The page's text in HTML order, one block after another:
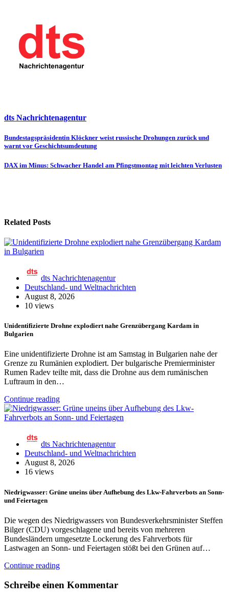
dts Nachrichtenagentur
Beitragsnavigation
Bundestagspräsidentin Klöckner weist russische Drohungen zurück und
warnt vor Geschichtsumdeutung
DAX im Minus: Schwacher Handel am Pfingstmontag mit leichten Verlusten
Related Posts
dts Nachrichtenagentur
Deutschland- und Weltnachrichten
August 8, 2026
10 views
Unidentifizierte Drohne explodiert nahe Grenzübergang Kardam in
Bulgarien
Eine unidentifizierte Drohne ist am Samstag in Bulgarien nahe der
Grenze zu Rumänien explodiert. Der bulgarische Premierminister
Rumen Radev teilte mit, dass die Drohne aus dem rumänischen
Luftraum in den…
Continue reading
dts Nachrichtenagentur
Deutschland- und Weltnachrichten
August 8, 2026
16 views
Niedrigwasser: Grüne uneins über Aufhebung des Lkw-Fahrverbots an Sonn-
und Feiertagen
Die wegen des Niedrigwassers von Bundesverkehrsminister Steffen
Bilger (CDU) vorgeschlagene und bereits von mehreren
Bundesländern umgesetzte Lockerung des Fahrverbots für
Lastwagen an Sonn- und Feiertagen stößt bei den Grünen auf…
Continue reading
Schreibe einen Kommentar